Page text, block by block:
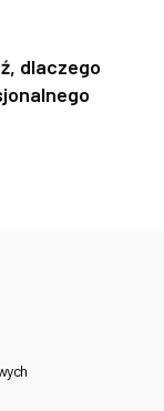
dlaczego